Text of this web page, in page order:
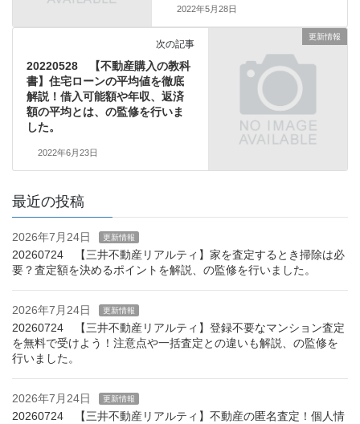
2022年5月28日
更新情報
次の記事
20220528 【不動産購入の教科
書】住宅ローンの平均値を徹底
解説！借入可能額や年収、返済
額の平均とは、の監修を行いま
した。
2022年6月23日
最近の投稿
2026年7月24日 更新情報
20260724 【三井不動産リアルティ】家を査定するとき掃除は必
要？査定額を決めるポイントを解説、の監修を行いました。
2026年7月24日 更新情報
20260724 【三井不動産リアルティ】登録不要なマンション査定
を無料で受けよう！注意点や一括査定との違いも解説、の監修を
行いました。
2026年7月24日 更新情報
20260724 【三井不動産リアルティ】不動産の匿名査定！個人情